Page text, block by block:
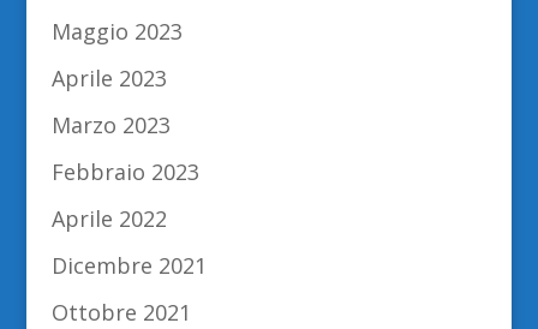
Maggio 2023
Aprile 2023
Marzo 2023
Febbraio 2023
Aprile 2022
Dicembre 2021
Ottobre 2021